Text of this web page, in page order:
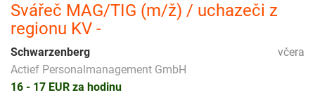
Svářeč MAG/TIG (m/ž) / uchazeči z
regionu KV -
včera
Schwarzenberg
Actief Personalmanagement GmbH
16 - 17 EUR za hodinu